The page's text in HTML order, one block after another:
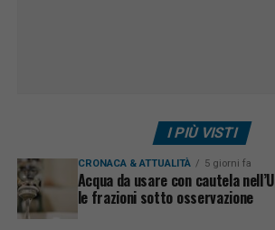
I PIÙ VISTI
CRONACA & ATTUALITÀ 5 giorni fa
Acqua da usare con cautela
le frazioni sotto osservazione